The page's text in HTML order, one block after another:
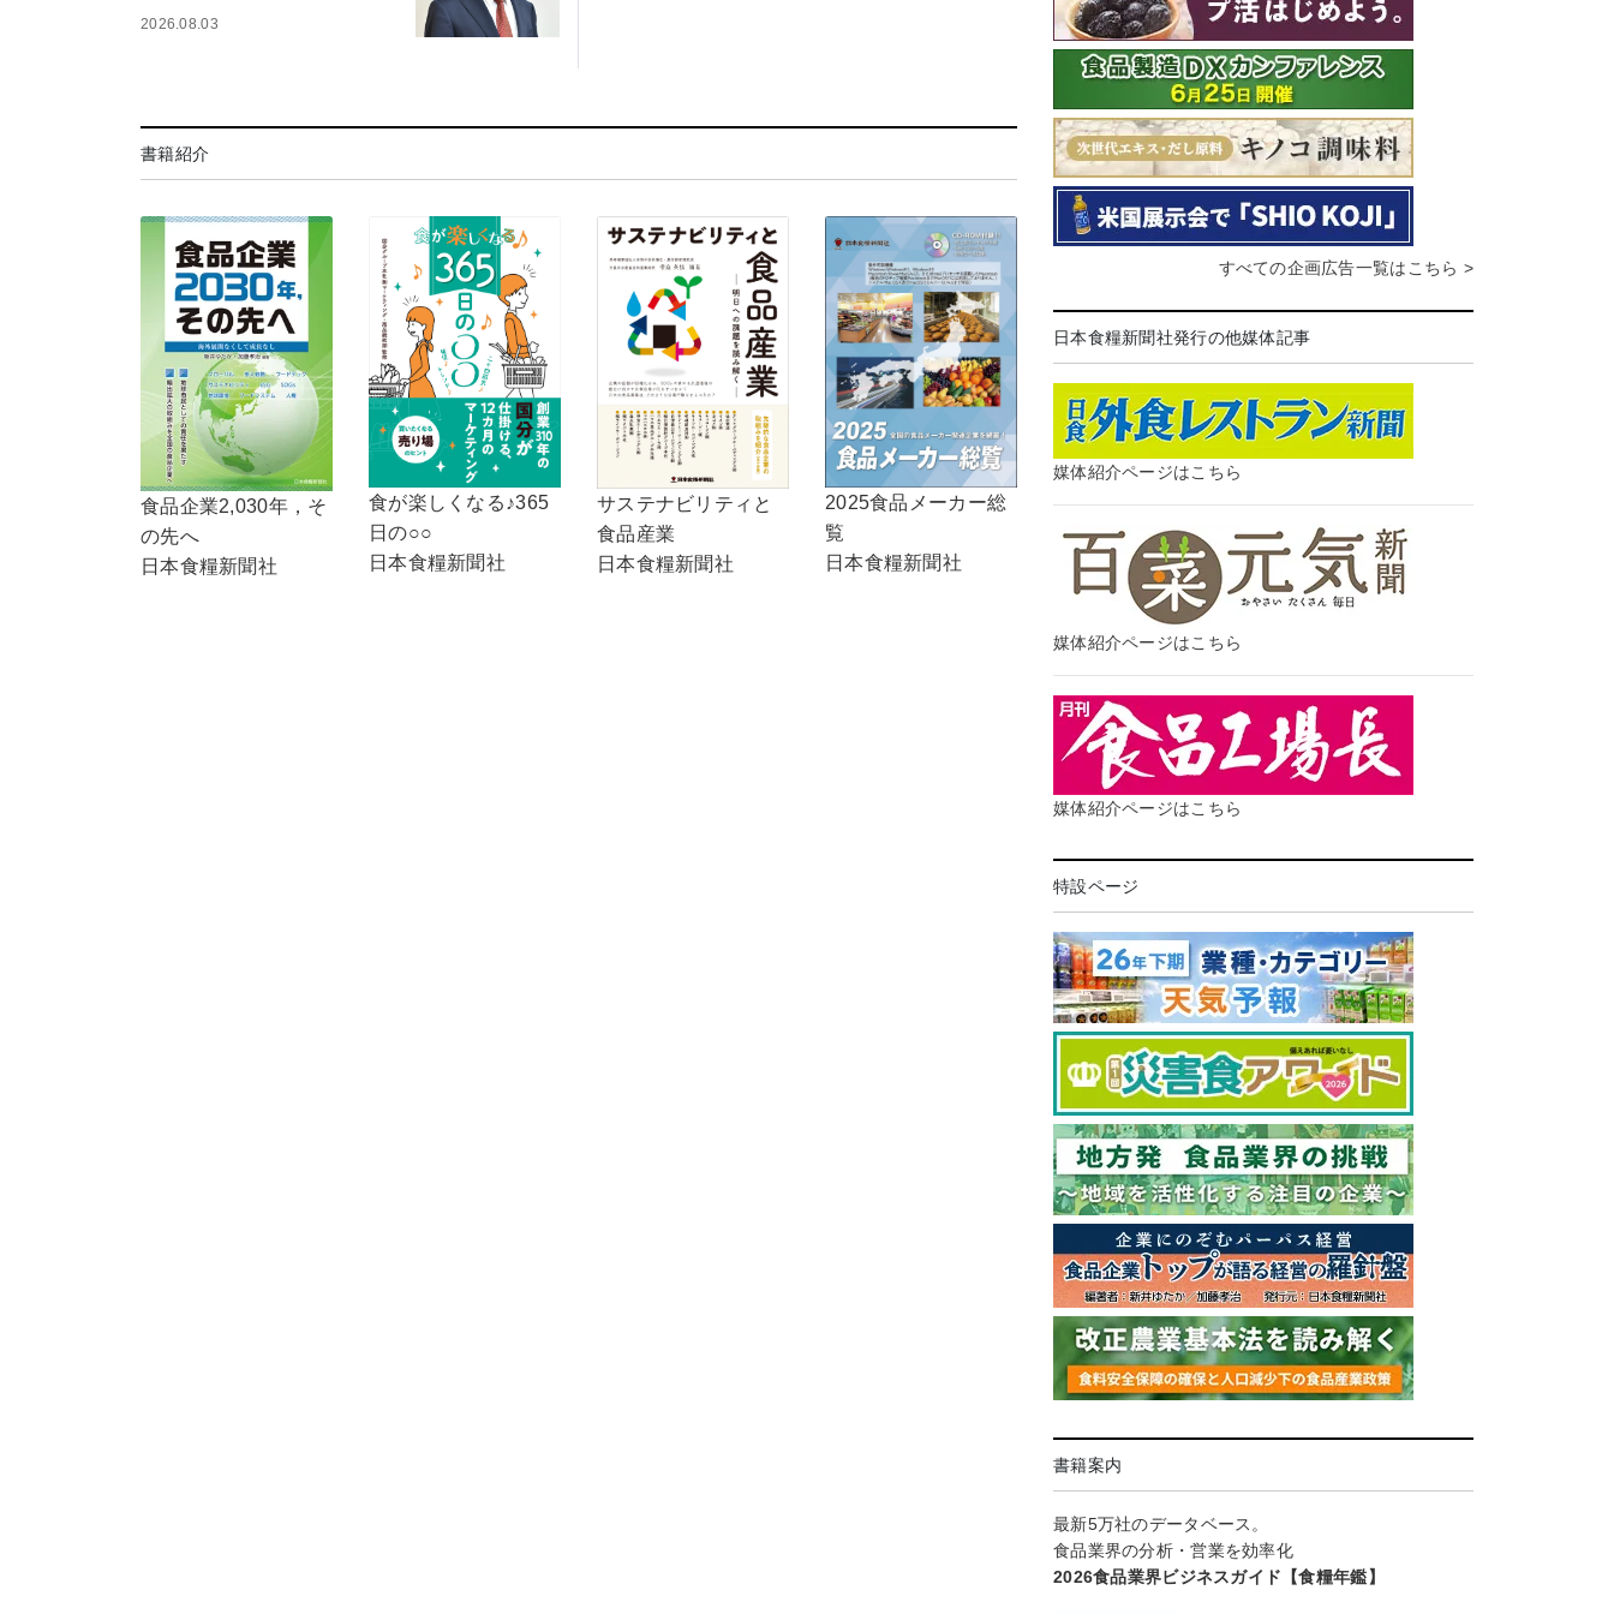
2026.08.03
書籍紹介
食品企業2,030年，そ
の先へ
日本食糧新聞社
食が楽しくなる♪365
日の○○
日本食糧新聞社
サステナビリティと
食品産業
日本食糧新聞社
2025食品メーカー総
覧
日本食糧新聞社
すべての企画広告一覧はこちら >
日本食糧新聞社発行の他媒体記事
媒体紹介ページはこちら
媒体紹介ページはこちら
媒体紹介ページはこちら
特設ページ
書籍案内
最新5万社のデータベース。
食品業界の分析・営業を効率化
2026食品業界ビジネスガイド【食糧年鑑】